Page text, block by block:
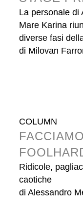
La personale di
Mare Karina
diverse fasi
di Milovan
COLUMN
Ridicole,
caotiche
di Alessandro